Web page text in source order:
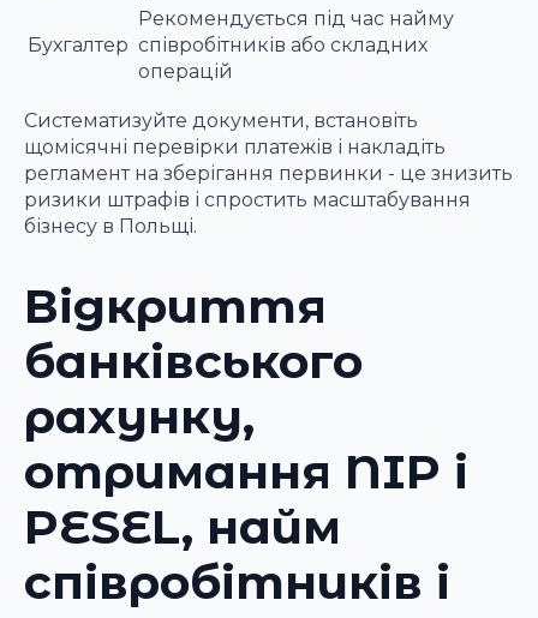
Бухгалтер
Рекомендується під час найму
співробітників або складних
операцій
Систематизуйте документи, встановіть
щомісячні перевірки платежів і накладіть
регламент на зберігання первинки - це знизить
ризики штрафів і спростить масштабування
бізнесу в Польщі.
Відкриття
банківського
рахунку,
отримання NIP і
PESEL, найм
співробітників і